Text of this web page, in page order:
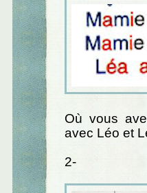
Où vous
avec Léo et
2-